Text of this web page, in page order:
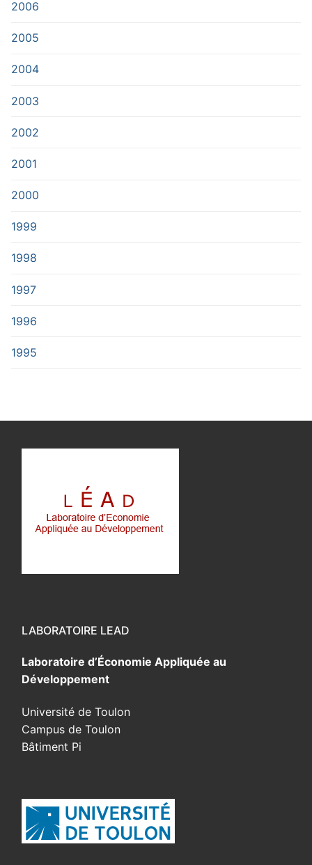
2006
2005
2004
2003
2002
2001
2000
1999
1998
1997
1996
1995
LABORATOIRE LEAD
Laboratoire d’Économie Appliquée au
Développement
Université de Toulon
Campus de Toulon
Bâtiment Pi